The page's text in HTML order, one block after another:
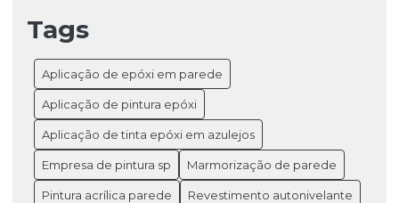
empresas e galpões
Técnicas Essenciais para Aplicação de Epóxi em
Parede com Acabamento Profissional
Tudo o que você precisa saber sobre aplicação de
pintura epóxi para resultados
Tags
Aplicação de epóxi em parede
Aplicação de pintura epóxi
Aplicação de tinta epóxi em azulejos
Empresa de pintura sp Marmorização de parede
Pintura acrílica parede Revestimento autonivelante